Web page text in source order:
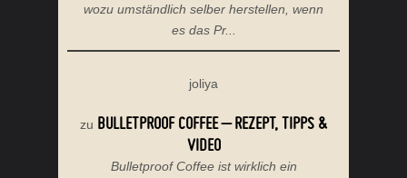
wozu umständlich selber herstellen, wenn
es das Pr...
joliya
zu BULLETPROOF COFFEE – REZEPT, TIPPS &
VIDEO
Bulletproof Coffee ist wirklich ein